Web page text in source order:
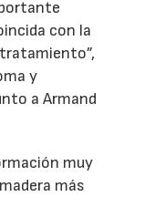
con la
y
a Armand
muy
más